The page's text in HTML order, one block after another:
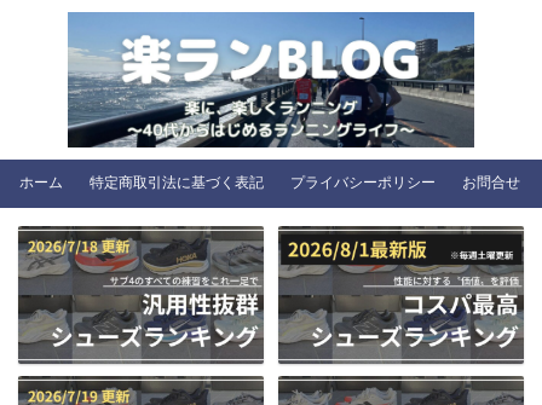
ホーム 特定商取引法に基づく表記 プライバシーポリシー お問合せ